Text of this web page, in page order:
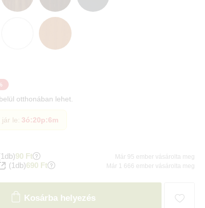
belül otthonában lehet.
le: 3ó:20p:5m
90 Ft Már 95 ember vásárolta meg
(1db)690 Ft Már 1 666 ember vásárolta meg
Kosárba helyezés